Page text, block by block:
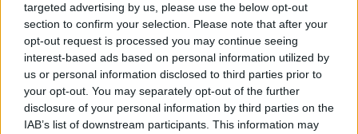
targeted advertising by us, please use the below opt-out
section to confirm your selection. Please note that after your
opt-out request is processed you may continue seeing
interest-based ads based on personal information utilized by
us or personal information disclosed to third parties prior to
your opt-out. You may separately opt-out of the further
disclosure of your personal information by third parties on the
IAB’s list of downstream participants. This information may
le tracce.Solo 4 partite giocate in questa
stagione, anche se i suoi numeri, pur in pochi
minuti, rimangono pur sempre di tutto rispetto.
Ed è per questo che le notizie provenienti da
Milanello sono ancor più importanti: Balo sta
bruciando le tappe, e ieri ha iniziato anche a